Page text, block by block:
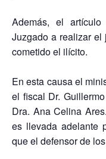
Además, el
Juzgado a realizar
cometido el ilícito.
En esta causa el
el fiscal Dr.
Dra. Ana Celina
es llevada adelante
que el defensor de